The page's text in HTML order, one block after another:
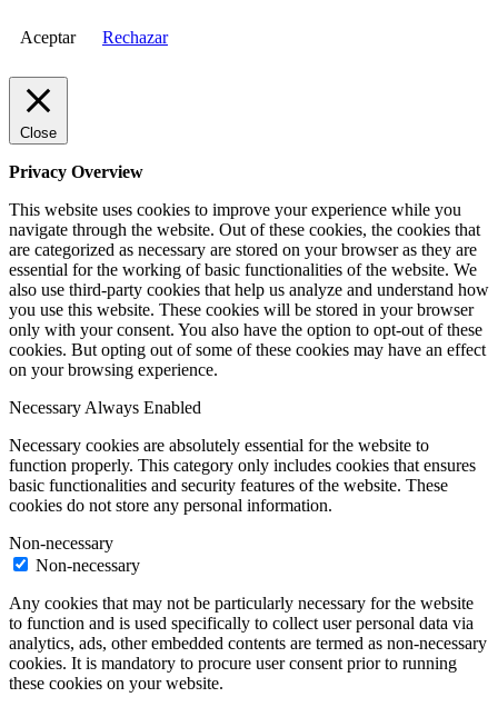
Aceptar Rechazar
Close
Privacy Overview
This website uses cookies to improve your experience while you
navigate through the website. Out of these cookies, the cookies that
are categorized as necessary are stored on your browser as they are
essential for the working of basic functionalities of the website. We
also use third-party cookies that help us analyze and understand how
you use this website. These cookies will be stored in your browser
only with your consent. You also have the option to opt-out of these
cookies. But opting out of some of these cookies may have an effect
on your browsing experience.
Necessary Always Enabled
Necessary cookies are absolutely essential for the website to
function properly. This category only includes cookies that ensures
basic functionalities and security features of the website. These
cookies do not store any personal information.
Non-necessary
Non-necessary
Any cookies that may not be particularly necessary for the website
to function and is used specifically to collect user personal data via
analytics, ads, other embedded contents are termed as non-necessary
cookies. It is mandatory to procure user consent prior to running
these cookies on your website.